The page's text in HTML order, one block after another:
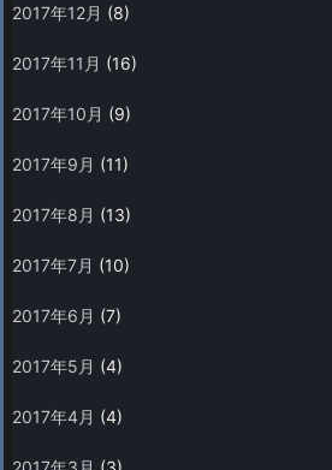
2017年12月 (8)
2017年11月 (16)
2017年10月 (9)
2017年9月 (11)
2017年8月 (13)
2017年7月 (10)
2017年6月 (7)
2017年5月 (4)
2017年4月 (4)